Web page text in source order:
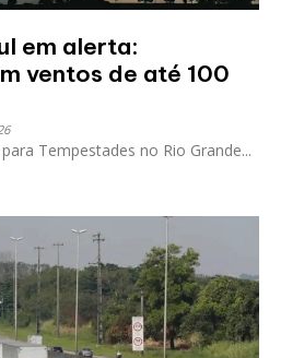
em alerta:
ventos de até 100
Tempestades no Rio Grande...